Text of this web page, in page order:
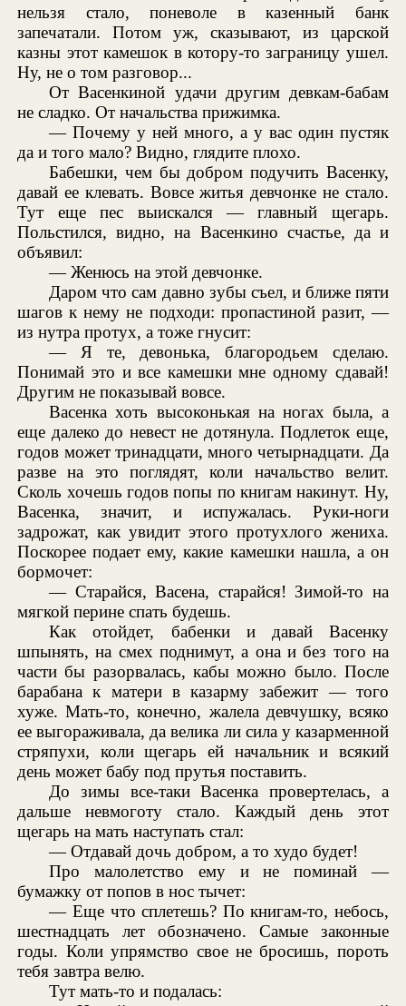
нельзя стало, поневоле в казенный банк
запечатали. Потом уж, сказывают, из царской
казны этот камешок в котору-то заграницу ушел.
Ну, не о том разговор...
От Васенкиной удачи другим девкам-бабам
не сладко. От начальства прижимка.
— Почему у ней много, а у вас один пустяк
да и того мало? Видно, глядите плохо.
Бабешки, чем бы добром подучить Васенку,
давай ее клевать. Вовсе житья девчонке не стало.
Тут еще пес выискался — главный щегарь.
Польстился, видно, на Васенкино счастье, да и
объявил:
— Женюсь на этой девчонке.
Даром что сам давно зубы съел, и ближе пяти
шагов к нему не подходи: пропастиной разит, —
из нутра протух, а тоже гнусит:
— Я те, девонька, благородьем сделаю.
Понимай это и все камешки мне одному сдавай!
Другим не показывай вовсе.
Васенка хоть высоконькая на ногах была, а
еще далеко до невест не дотянула. Подлеток еще,
годов может тринадцати, много четырнадцати. Да
разве на это поглядят, коли начальство велит.
Сколь хочешь годов попы по книгам накинут. Ну,
Васенка, значит, и испужалась. Руки-ноги
задрожат, как увидит этого протухлого жениха.
Поскорее подает ему, какие камешки нашла, а он
бормочет:
— Старайся, Васена, старайся! Зимой-то на
мягкой перине спать будешь.
Как отойдет, бабенки и давай Васенку
шпынять, на смех поднимут, а она и без того на
части бы разорвалась, кабы можно было. После
барабана к матери в казарму забежит — того
хуже. Мать-то, конечно, жалела девчушку, всяко
ее выгораживала, да велика ли сила у казарменной
стряпухи, коли щегарь ей начальник и всякий
день может бабу под прутья поставить.
До зимы все-таки Васенка провертелась, а
дальше невмоготу стало. Каждый день этот
щегарь на мать наступать стал:
— Отдавай дочь добром, а то худо будет!
Про малолетство ему и не поминай —
бумажку от попов в нос тычет:
— Еще что сплетешь? По книгам-то, небось,
шестнадцать лет обозначено. Самые законные
годы. Коли упрямство свое не бросишь, пороть
тебя завтра велю.
Тут мать-то и подалась: